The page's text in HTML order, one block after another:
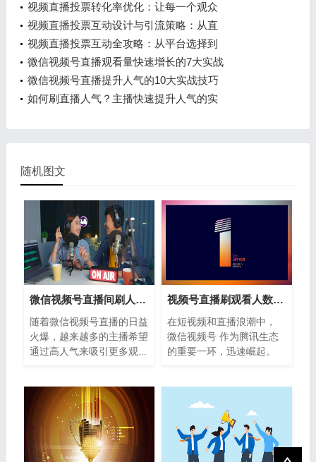
视频直播投票转化率优化：让每一个观众
视频直播投票互动设计与引流策略：从直
视频直播投票互动全攻略：从平台选择到
微信视频号直播观看量快速增长的7大实战
微信视频号直播提升人气的10大实战技巧
如何刷直播人气？主播快速提升人气的实
随机图文
微信视频号直播间刷人气：快速提升直播
随着微信视频号直播的日益
火爆，越来越多的主播希望
通过高人气来吸引更多观...
视频号直播刷观看人数：是否值得？如何
在短视频和直播浪潮中，
微信视频号 作为腾讯生态
的重要一环，迅速崛起。